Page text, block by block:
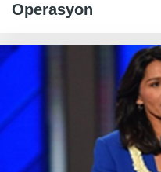
Operasyon